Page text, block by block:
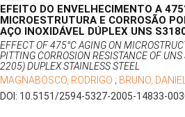
EFEITO DO ENVELHECIMENTO A
MICROESTRUTURA E CORROSÃO
AÇO INOXIDÁVEL DÚPLEX UNS
EFFECT OF 475°C AGING ON
PITTING CORROSION RESISTANCE OF
2205) DUPLEX STAINLESS STEEL
MAGNABOSCO, RODRIGO ; BRUNO,
DOI: 10.5151/2594-5327-2005-14833-